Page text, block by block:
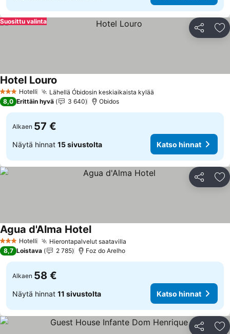
Jaa
Suosittu valinta
3 Tähtiluokitus
Hotelli Lähellä Óbidosin keskiaikaista kylää
Hotel Louro
8,0 Erittäin hyvä 3 640 Obidos
Alkaen 57 €
Näytä hinnat 15 sivustolta Katso hinnat
Jaa
3 Tähtiluokitus
Hotelli Hierontapalvelut saatavilla
Agua d'Alma Hotel
8,7 Loistava 2 785 Foz do Arelho
Alkaen 58 €
Näytä hinnat 11 sivustolta Katso hinnat
Jaa